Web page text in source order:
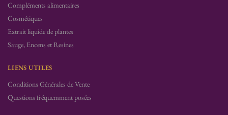
Compléments alimentaires
Cosmétiques
Extrait liquide de plantes
Sauge, Encens et Resines
LIENS UTILES
Conditions Générales de Vente
Questions fréquemment posées